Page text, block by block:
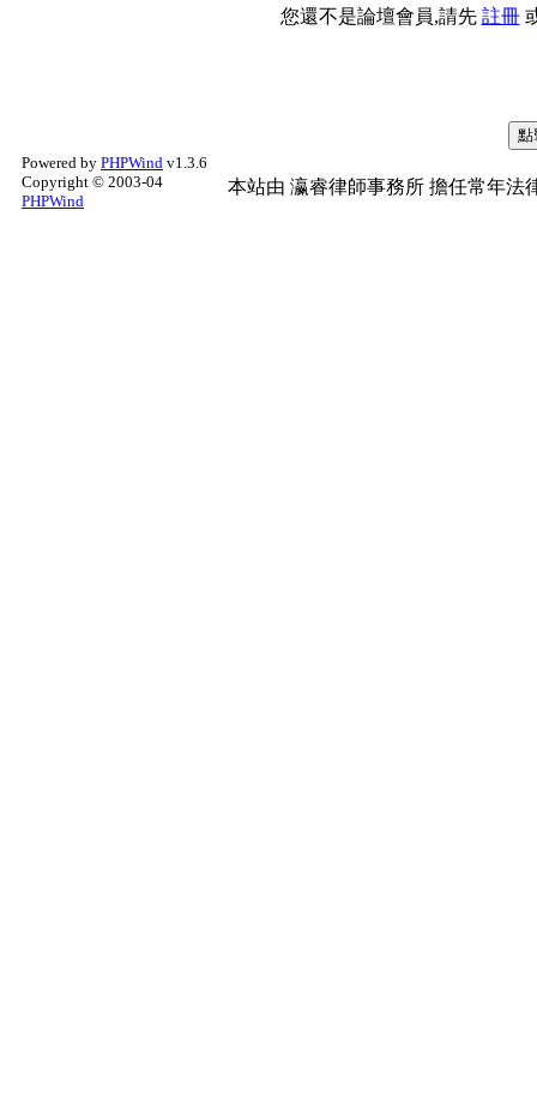
您還不是論壇會員,請先 註冊
Powered by PHPWind v1.3.6
Copyright © 2003-04
PHPWind
本站由 瀛睿律師事務所 擔任常年法